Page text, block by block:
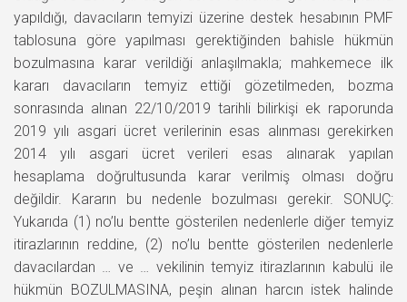
yapıldığı, davacıların temyizi üzerine destek hesabının PMF
tablosuna göre yapılması gerektiğinden bahisle hükmün
bozulmasına karar verildiği anlaşılmakla; mahkemece ilk
kararı davacıların temyiz ettiği gözetilmeden, bozma
sonrasında alınan 22/10/2019 tarihli bilirkişi ek raporunda
2019 yılı asgari ücret verilerinin esas alınması gerekirken
2014 yılı asgari ücret verileri esas alınarak yapılan
hesaplama doğrultusunda karar verilmiş olması doğru
değildir. Kararın bu nedenle bozulması gerekir. SONUÇ:
Yukarıda (1) no’lu bentte gösterilen nedenlerle diğer temyiz
itirazlarının reddine, (2) no’lu bentte gösterilen nedenlerle
davacılardan … ve … vekilinin temyiz itirazlarının kabulü ile
hükmün BOZULMASINA, peşin alınan harcın istek halinde